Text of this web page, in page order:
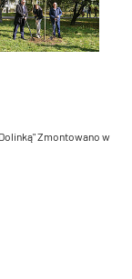
Zmontowano w